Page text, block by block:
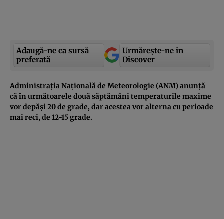
Adaugă-ne ca sursă
preferată
Urmărește-ne in
Discover
Administrația Națională de Meteorologie (ANM) anunță
că în următoarele două săptămâni temperaturile maxime
vor depăși 20 de grade, dar acestea vor alterna cu perioade
mai reci, de 12-15 grade.